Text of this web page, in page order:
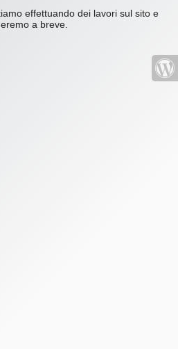
effettuando dei lavori sul sito e
a breve.